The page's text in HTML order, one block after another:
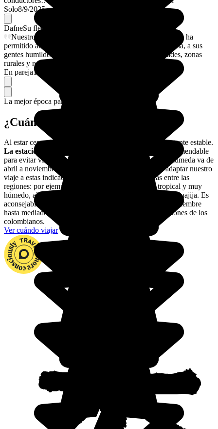
Solo8/9/2025
DafneSu flechazo
Nuestro viaje a Colombia en pareja fue excepcional. nos ha
permitido acercarnos un poco más a la cultura Colombiana, a sus
gentes humildes y cercanas y hemos descubierto ciudades, zonas
rurales y naturaleza excepcionales.
En pareja1/9/2025
La mejor época para ir.
¿Cuándo viajar a Colombia?
Al estar cerca del Ecuador, el clima en Colombia es bastante estable.
La estación seca dura de diciembre a marzo
, y es recomendable
para evitar visitar Colombia bajo la lluvia. La estación húmeda va de
abril a noviembre, con lluvias muy fuertes. Es mejor adaptar nuestro
viaje a estas indicaciones, así como a las diferencias entre las
regiones: por ejemplo, el clima en la Amazonia es tropical y muy
húmedo, algo más frío en altitud, y semi-desértico en el Guajija. Es
aconsejable evitar las semanas a partir de mediados de diciembre
hasta mediados de enero, en todo el país: son las vacaciones de los
colombianos.
Ver cuándo viajar